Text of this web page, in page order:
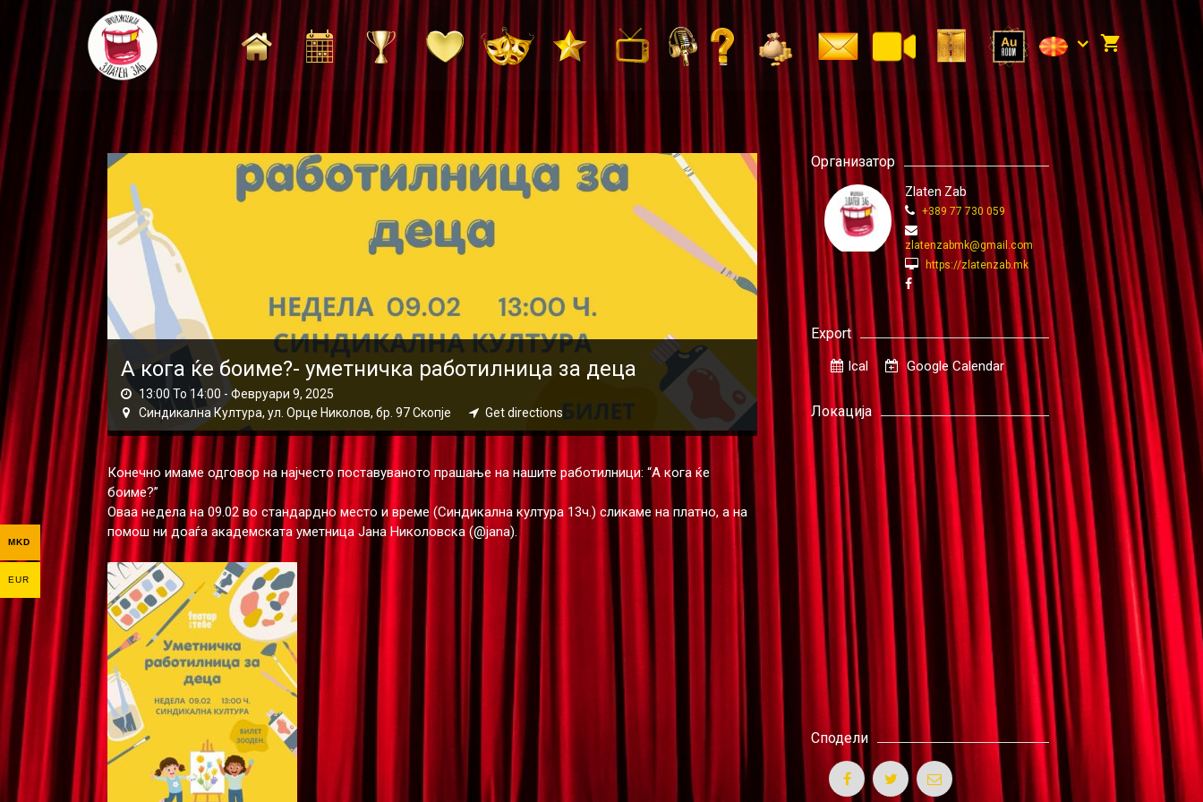
Skip
content
А кога ќе боиме?- уметничка работилница за деца
13:00 To 14:00 - Февруари 9, 2025
Синдикална Култура, ул. Орце Николов, бр. 97 Скопје
Get directions
Конечно имаме одговор на најчесто поставуваното прашање на нашите работилници: “А кога ќе
боиме?”
Оваа недела на 09.02 во стандардно место и време (Синдикална култура 13ч.) сликаме на платно, а на
помош ни доаѓа академската уметница Јана Николовска (@jana).
Организатор
Zlaten Zab
+389 77 730 059
zlatenzabmk@gmail.com
https://zlatenzab.mk
Export
Ical Google Calendar
Локација
Сподели
MKD
EUR